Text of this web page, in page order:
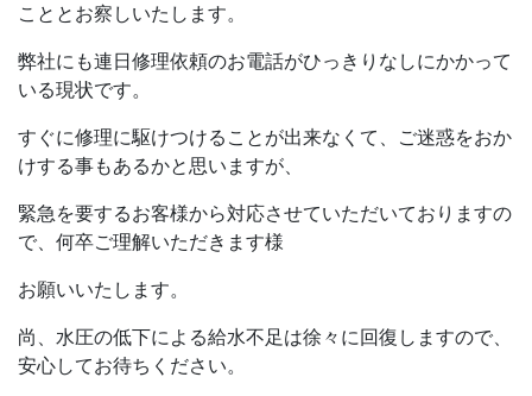
こととお察しいたします。
弊社にも連日修理依頼のお電話がひっきりなしにかかって
いる現状です。
すぐに修理に駆けつけることが出来なくて、ご迷惑をおか
けする事もあるかと思いますが、
緊急を要するお客様から対応させていただいておりますの
で、何卒ご理解いただきます様
お願いいたします。
尚、水圧の低下による給水不足は徐々に回復しますので、
安心してお待ちください。